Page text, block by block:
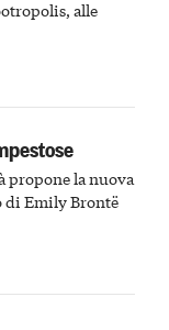
alle
propone la nuova
di Emily Brontë